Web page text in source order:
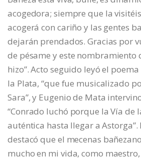
acogedora; siempre que la
acogerá con cariño y las gentes
dejarán prendados. Gracias por
de pésame y este nombramiento
hizo”. Acto seguido leyó el
la Plata, “que fue musicalizado
Sara”, y Eugenio de Mata
“Conrado luchó porque la Vía de
auténtica hasta llegar a Astorga”.
destacó que el mecenas
mucho en mi vida, como